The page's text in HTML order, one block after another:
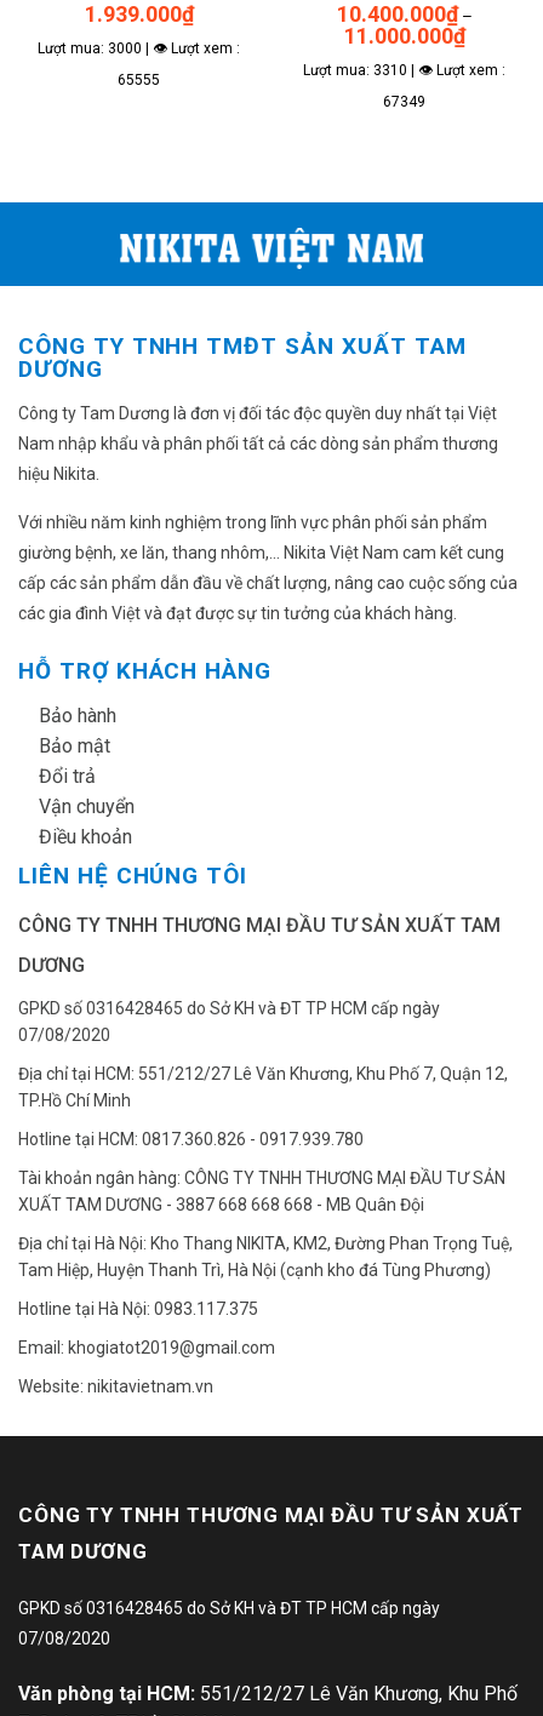
1.939.000₫
Lượt mua: 3000 | 👁 Lượt xem :
65555
10.400.000₫ –
11.000.000₫Khoảng
giá:
từ
Lượt mua: 3310 | 👁 Lượt xem :
67349
có
nhiều
biến
thể.
tùy
chọn
thể
được
trang
phẩm
CÔNG TY TNHH TMĐT SẢN XUẤT TAM
DƯƠNG
Công ty Tam Dương là đơn vị đối tác độc quyền duy nhất tại Việt
Nam nhập khẩu và phân phối tất cả các dòng sản phẩm thương
hiệu Nikita.
Với nhiều năm kinh nghiệm trong lĩnh vực phân phối sản phẩm
giường bệnh, xe lăn, thang nhôm,... Nikita Việt Nam cam kết cung
cấp các sản phẩm dẫn đầu về chất lượng, nâng cao cuộc sống của
các gia đình Việt và đạt được sự tin tưởng của khách hàng.
HỖ TRỢ KHÁCH HÀNG
Bảo hành
Bảo mật
Đổi trả
Vận chuyển
Điều khoản
LIÊN HỆ CHÚNG TÔI
CÔNG TY TNHH THƯƠNG MẠI ĐẦU TƯ SẢN XUẤT TAM
DƯƠNG
GPKD số 0316428465 do Sở KH và ĐT TP HCM cấp ngày
07/08/2020
Địa chỉ tại HCM: 551/212/27 Lê Văn Khương, Khu Phố 7, Quận 12,
TP.Hồ Chí Minh
Hotline tại HCM: 0817.360.826 - 0917.939.780
Tài khoản ngân hàng: CÔNG TY TNHH THƯƠNG MẠI ĐẦU TƯ SẢN
XUẤT TAM DƯƠNG - 3887 668 668 668 - MB Quân Đội
Địa chỉ tại Hà Nội: Kho Thang NIKITA, KM2, Đường Phan Trọng Tuệ,
Tam Hiệp, Huyện Thanh Trì, Hà Nội (cạnh kho đá Tùng Phương)
Hotline tại Hà Nội: 0983.117.375
Email: khogiatot2019@gmail.com
Website: nikitavietnam.vn
CÔNG TY TNHH THƯƠNG MẠI ĐẦU TƯ SẢN XUẤT
TAM DƯƠNG
GPKD số 0316428465 do Sở KH và ĐT TP HCM cấp ngày
07/08/2020
Văn phòng tại HCM: 551/212/27 Lê Văn Khương, Khu Phố